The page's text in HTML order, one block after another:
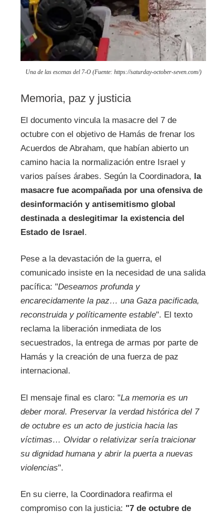
Una de las escenas del 7-O (Fuente: https://saturday-october-seven.com/)
Memoria, paz y justicia
El documento vincula la masacre del 7 de
octubre con el objetivo de Hamás de frenar los
Acuerdos de Abraham, que habían abierto un
camino hacia la normalización entre Israel y
varios países árabes. Según la Coordinadora, la
masacre fue acompañada por una ofensiva de
desinformación y antisemitismo global
destinada a deslegitimar la existencia del
Estado de Israel.
Pese a la devastación de la guerra, el
comunicado insiste en la necesidad de una salida
pacífica: "Deseamos profunda y
encarecidamente la paz… una Gaza pacificada,
reconstruida y políticamente estable". El texto
reclama la liberación inmediata de los
secuestrados, la entrega de armas por parte de
Hamás y la creación de una fuerza de paz
internacional.
El mensaje final es claro: "La memoria es un
deber moral. Preservar la verdad histórica del 7
de octubre es un acto de justicia hacia las
víctimas… Olvidar o relativizar sería traicionar
su dignidad humana y abrir la puerta a nuevas
violencias".
En su cierre, la Coordinadora reafirma el
compromiso con la justicia: "7 de octubre de